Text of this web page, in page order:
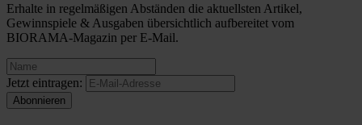
Erhalte in regelmäßigen Abständen die aktuellsten Artikel,
Gewinnspiele & Ausgaben übersichtlich aufbereitet vom
BIORAMA-Magazin per E-Mail.
Jetzt eintragen: